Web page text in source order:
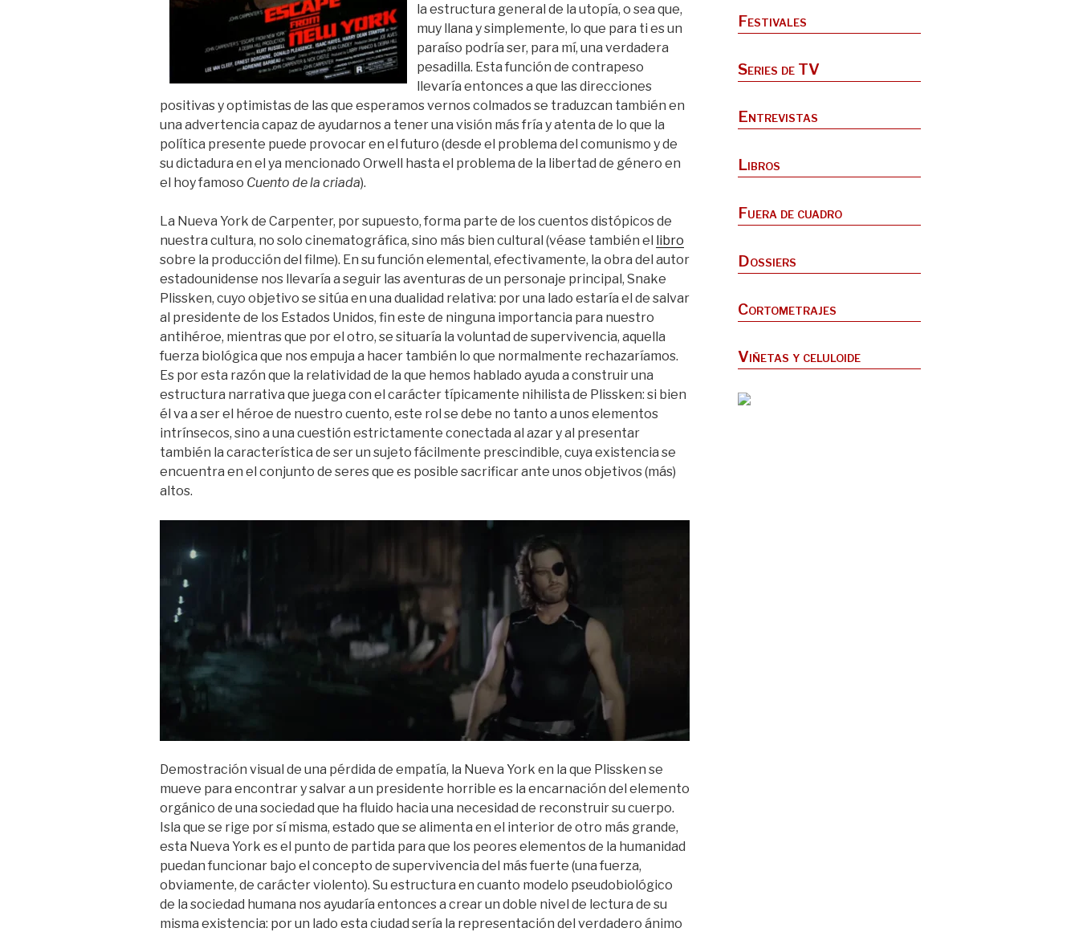
la estructura general de la utopía, o sea que,
muy llana y simplemente, lo que para ti es un
paraíso podría ser, para mí, una verdadera
pesadilla. Esta función de contrapeso
llevaría entonces a que las direcciones
positivas y optimistas de las que esperamos vernos colmados se traduzcan también en
una advertencia capaz de ayudarnos a tener una visión más fría y atenta de lo que la
política presente puede provocar en el futuro (desde el problema del comunismo y de
su dictadura en el ya mencionado Orwell hasta el problema de la libertad de género en
el hoy famoso Cuento de la criada).
La Nueva York de Carpenter, por supuesto, forma parte de los cuentos distópicos de
nuestra cultura, no solo cinematográfica, sino más bien cultural (véase también el libro
sobre la producción del filme). En su función elemental, efectivamente, la obra del autor
estadounidense nos llevaría a seguir las aventuras de un personaje principal, Snake
Plissken, cuyo objetivo se sitúa en una dualidad relativa: por una lado estaría el de salvar
al presidente de los Estados Unidos, fin este de ninguna importancia para nuestro
antihéroe, mientras que por el otro, se situaría la voluntad de supervivencia, aquella
fuerza biológica que nos empuja a hacer también lo que normalmente rechazaríamos.
Es por esta razón que la relatividad de la que hemos hablado ayuda a construir una
estructura narrativa que juega con el carácter típicamente nihilista de Plissken: si bien
él va a ser el héroe de nuestro cuento, este rol se debe no tanto a unos elementos
intrínsecos, sino a una cuestión estrictamente conectada al azar y al presentar
también la característica de ser un sujeto fácilmente prescindible, cuya existencia se
encuentra en el conjunto de seres que es posible sacrificar ante unos objetivos (más)
altos.
Demostración visual de una pérdida de empatía, la Nueva York en la que Plissken se
mueve para encontrar y salvar a un presidente horrible es la encarnación del elemento
orgánico de una sociedad que ha fluido hacia una necesidad de reconstruir su cuerpo.
Isla que se rige por sí misma, estado que se alimenta en el interior de otro más grande,
esta Nueva York es el punto de partida para que los peores elementos de la humanidad
puedan funcionar bajo el concepto de supervivencia del más fuerte (una fuerza,
obviamente, de carácter violento). Su estructura en cuanto modelo pseudobiológico
de la sociedad humana nos ayudaría entonces a crear un doble nivel de lectura de su
misma existencia: por un lado esta ciudad sería la representación del verdadero ánimo
Festivales
Series de TV
Entrevistas
Libros
Fuera de cuadro
Dossiers
Cortometrajes
Viñetas y celuloide